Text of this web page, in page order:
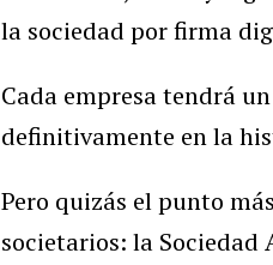
la sociedad por firma
Cada empresa tendrá
definitivamente en la
Pero quizás el punto
societarios: la Sociedad